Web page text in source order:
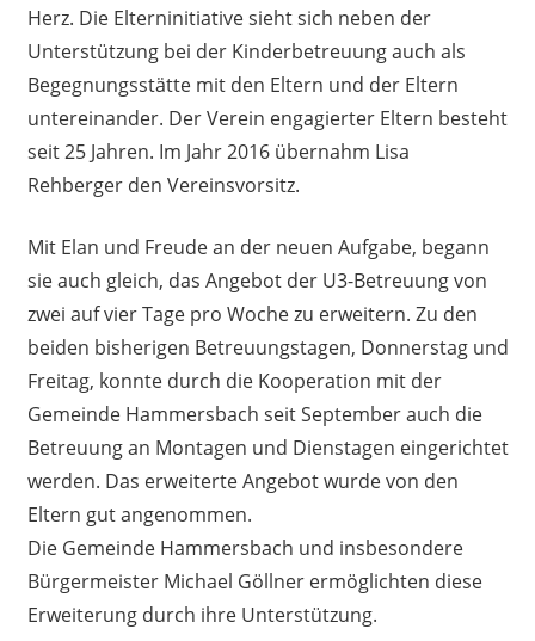
Herz. Die Elterninitiative sieht sich neben der
Unterstützung bei der Kinderbetreuung auch als
Begegnungsstätte mit den Eltern und der Eltern
untereinander. Der Verein engagierter Eltern besteht
seit 25 Jahren. Im Jahr 2016 übernahm Lisa
Rehberger den Vereinsvorsitz.
Mit Elan und Freude an der neuen Aufgabe, begann
sie auch gleich, das Angebot der U3-Betreuung von
zwei auf vier Tage pro Woche zu erweitern. Zu den
beiden bisherigen Betreuungstagen, Donnerstag und
Freitag, konnte durch die Kooperation mit der
Gemeinde Hammersbach seit September auch die
Betreuung an Montagen und Dienstagen eingerichtet
werden. Das erweiterte Angebot wurde von den
Eltern gut angenommen.
Die Gemeinde Hammersbach und insbesondere
Bürgermeister Michael Göllner ermöglichten diese
Erweiterung durch ihre Unterstützung.